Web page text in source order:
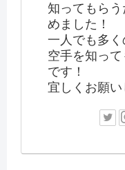
知ってもら
めました！
一人でも多
空手を知っ
です！
宜しくお願い